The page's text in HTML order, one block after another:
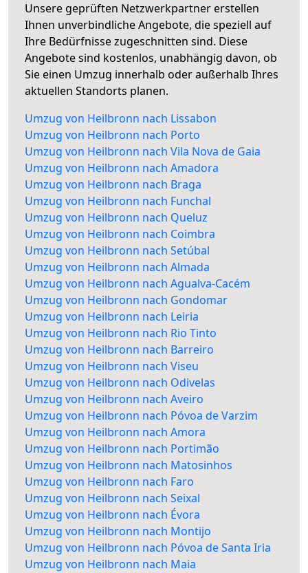
Unsere geprüften Netzwerkpartner erstellen
Ihnen unverbindliche Angebote, die speziell auf
Ihre Bedürfnisse zugeschnitten sind. Diese
Angebote sind kostenlos, unabhängig davon, ob
Sie einen Umzug innerhalb oder außerhalb Ihres
aktuellen Standorts planen.
Umzug von Heilbronn nach Lissabon
Umzug von Heilbronn nach Porto
Umzug von Heilbronn nach Vila Nova de Gaia
Umzug von Heilbronn nach Amadora
Umzug von Heilbronn nach Braga
Umzug von Heilbronn nach Funchal
Umzug von Heilbronn nach Queluz
Umzug von Heilbronn nach Coimbra
Umzug von Heilbronn nach Setúbal
Umzug von Heilbronn nach Almada
Umzug von Heilbronn nach Agualva-Cacém
Umzug von Heilbronn nach Gondomar
Umzug von Heilbronn nach Leiria
Umzug von Heilbronn nach Rio Tinto
Umzug von Heilbronn nach Barreiro
Umzug von Heilbronn nach Viseu
Umzug von Heilbronn nach Odivelas
Umzug von Heilbronn nach Aveiro
Umzug von Heilbronn nach Póvoa de Varzim
Umzug von Heilbronn nach Amora
Umzug von Heilbronn nach Portimão
Umzug von Heilbronn nach Matosinhos
Umzug von Heilbronn nach Faro
Umzug von Heilbronn nach Seixal
Umzug von Heilbronn nach Évora
Umzug von Heilbronn nach Montijo
Umzug von Heilbronn nach Póvoa de Santa Iria
Umzug von Heilbronn nach Maia